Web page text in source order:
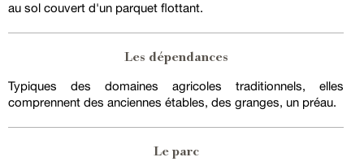
au sol couvert d'un parquet flottant.
Les dépendances
Typiques des domaines agricoles traditionnels, elles
comprennent des anciennes étables, des granges, un préau.
Le parc